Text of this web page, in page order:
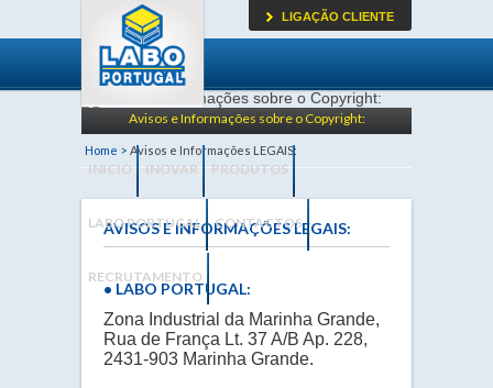
INICIO INOVAR PRODUTOS
LABO PORTUGAL CONTACTOS
RECRUTAMENTO
LIGAÇÃO CLIENTE
Avisos e Informações sobre o Copyright:
Home > Avisos e Informações LEGAIS:
AVISOS E INFORMAÇÕES LEGAIS:
• LABO PORTUGAL:
Zona Industrial da Marinha Grande,
Rua de França Lt. 37 A/B Ap. 228,
2431-903 Marinha Grande.